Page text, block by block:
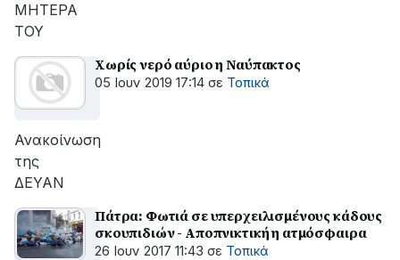
ΜΗΤΕΡΑ
ΤΟΥ
Χωρίς νερό αύριο η Ναύπακτος
05 Ιουν 2019 17:14 σε Τοπικά
Ανακοίνωση
της
ΔΕΥΑΝ
Πάτρα: Φωτιά σε υπερχειλισμένους κάδους
σκουπιδιών - Αποπνικτική η ατμόσφαιρα
26 Ιουν 2017 11:43 σε Τοπικά